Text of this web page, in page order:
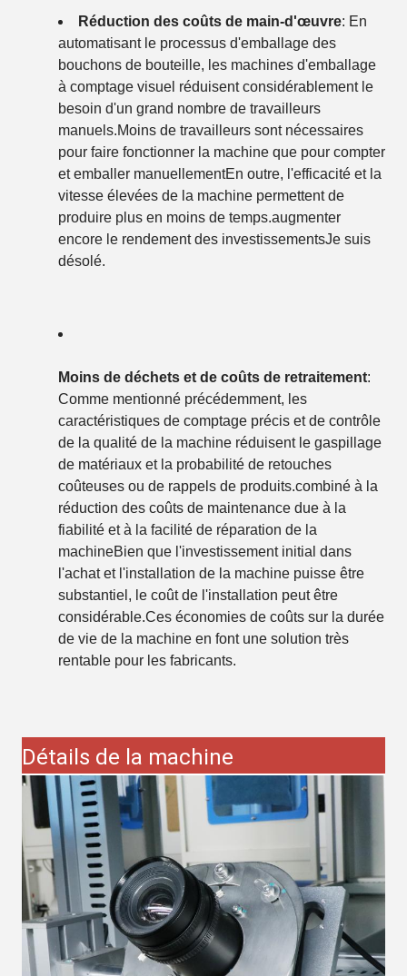
Réduction des coûts de main-d'œuvre: En
automatisant le processus d'emballage des
bouchons de bouteille, les machines d'emballage
à comptage visuel réduisent considérablement le
besoin d'un grand nombre de travailleurs
manuels.Moins de travailleurs sont nécessaires
pour faire fonctionner la machine que pour compter
et emballer manuellementEn outre, l'efficacité et la
vitesse élevées de la machine permettent de
produire plus en moins de temps.augmenter
encore le rendement des investissementsJe suis
désolé.
Moins de déchets et de coûts de retraitement:
Comme mentionné précédemment, les
caractéristiques de comptage précis et de contrôle
de la qualité de la machine réduisent le gaspillage
de matériaux et la probabilité de retouches
coûteuses ou de rappels de produits.combiné à la
réduction des coûts de maintenance due à la
fiabilité et à la facilité de réparation de la
machineBien que l'investissement initial dans
l'achat et l'installation de la machine puisse être
substantiel, le coût de l'installation peut être
considérable.Ces économies de coûts sur la durée
de vie de la machine en font une solution très
rentable pour les fabricants.
Détails de la machine